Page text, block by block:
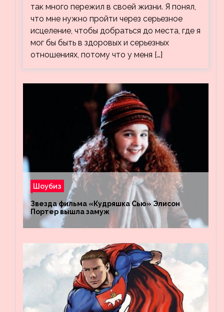
так много пережил в своей жизни. Я понял,
что мне нужно пройти через серьезное
исцеление, чтобы добраться до места, где я
мог бы быть в здоровых и серьезных
отношениях, потому что у меня […]
Шоубиз
Звезда фильма «Кудряшка Сью» Элисон
Портер вышла замуж